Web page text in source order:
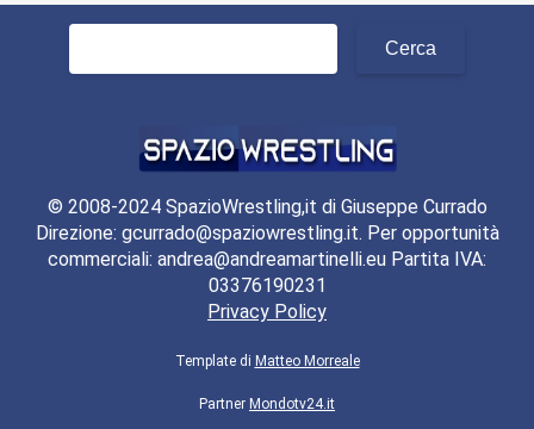
Ricerca
© 2008-2024 SpazioWrestling,it di Giuseppe Currado
Direzione: gcurrado@spaziowrestling.it. Per opportunità
commerciali: andrea@andreamartinelli.eu Partita IVA:
03376190231
Privacy Policy
Template di Matteo Morreale
Partner Mondotv24.it